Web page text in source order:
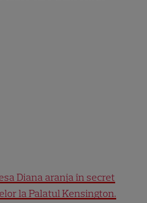
Diana aranja în secret
la Palatul Kensington.